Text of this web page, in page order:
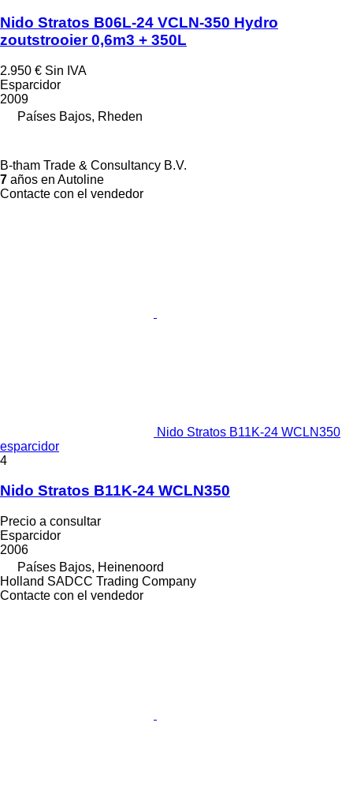
Nido Stratos B06L-24 VCLN-350 Hydro
zoutstrooier 0,6m3 + 350L
2.950 € Sin IVA
Esparcidor
2009
Países Bajos, Rheden
B-tham Trade & Consultancy B.V.
7 años en Autoline
Contacte con el vendedor
Nido Stratos B11K-24 WCLN350
esparcidor
4
Nido Stratos B11K-24 WCLN350
Precio a consultar
Esparcidor
2006
Países Bajos, Heinenoord
Holland SADCC Trading Company
Contacte con el vendedor